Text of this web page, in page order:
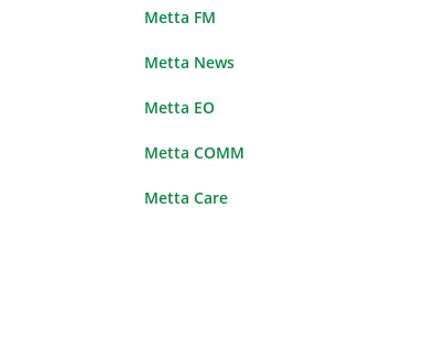
Metta FM
Metta News
Metta EO
Metta COMM
Metta Care